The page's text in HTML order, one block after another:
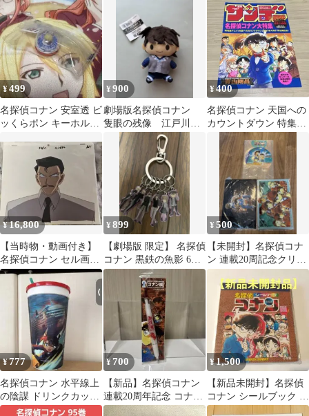
年当時物
¥499
名探偵コナン 安室透 ビ
ッくらポン キーホルダ
¥900
劇場版名探偵コナン
隻眼の残像 江戸川コ
ナンマスコット
¥400
名探偵コナン 天国への
カウントダウン 特集チ
ラシ
¥16,800
【当時物・動画付き】
名探偵コナン セル画
毛利小五郎
¥899
【劇場版 限定】 名探偵
コナン 黒鉄の魚影 6連
キーホルダー コナン 灰
¥500
【未開封】名探偵コナ
ン 連載20周記念クリア
ファイル2種 ＆ 特製ク
リアうちわ
¥777
名探偵コナン 水平線上
の陰謀 ドリンクカッ
プ 映画 グッズ コ
¥ 700
​【新品】名探偵コナン
連載20周年記念 コナン
展 限定 シャーペン＆ボ
¥1,500
【新品未開封】名探偵
コナン シールブック 当
時物（レトロ・希少)